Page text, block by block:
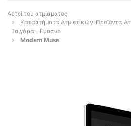
Αετοί του ατμίσματος
Καταστήματα Ατμιστικών, Προϊόντα
Τσιγάρα - Ευοσμο
Modern Muse